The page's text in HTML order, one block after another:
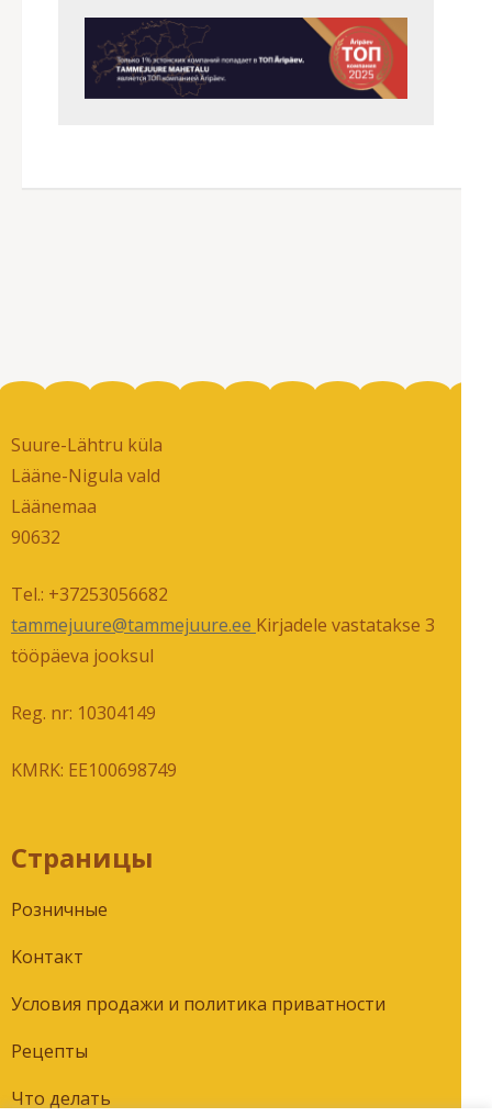
Suure-Lähtru küla
Lääne-Nigula vald
Läänemaa
90632
Tel.: +37253056682
tammejuure@tammejuure.ee Kirjadele vastatakse 3
tööpäeva jooksul
Reg. nr: 10304149
KMRK: EE100698749
Страницы
Розничные
Kонтакт
Условия продажи и политика приватности
Рецепты
Что делать